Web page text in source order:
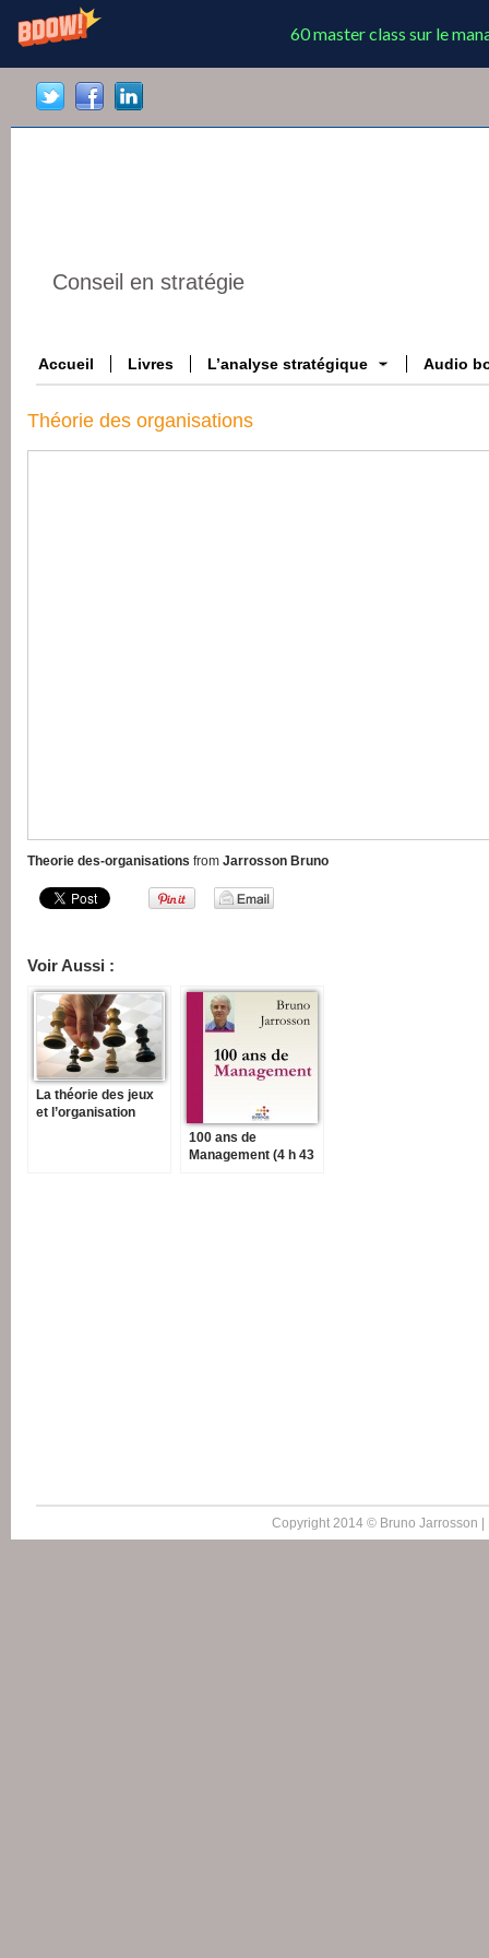
60 master class sur le
Conseil en stratégie
Accueil Livres L’analyse stratégique Audio
Théorie des organisations
Theorie des-organisations from Jarrosson Bruno
Voir Aussi :
La théorie des jeux
et l’organisation
100 ans de
Management (4 h 43
Copyright 2014 © Bruno Jarrosson |